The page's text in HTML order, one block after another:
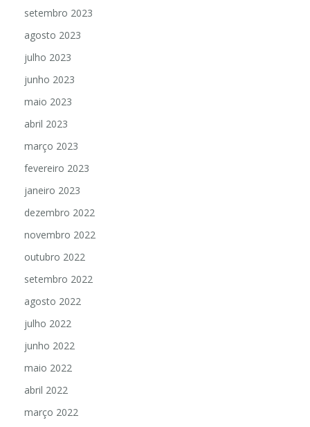
setembro 2023
agosto 2023
julho 2023
junho 2023
maio 2023
abril 2023
março 2023
fevereiro 2023
janeiro 2023
dezembro 2022
novembro 2022
outubro 2022
setembro 2022
agosto 2022
julho 2022
junho 2022
maio 2022
abril 2022
março 2022